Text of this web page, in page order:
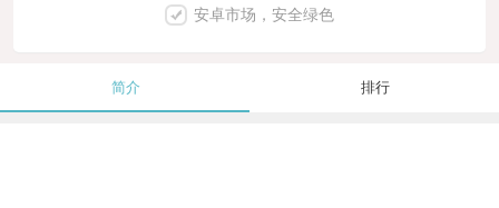
安卓市场，安全绿色
简介 排行